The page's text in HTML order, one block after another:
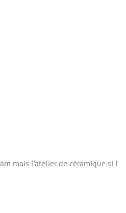
mais l’atelier de céramique si !